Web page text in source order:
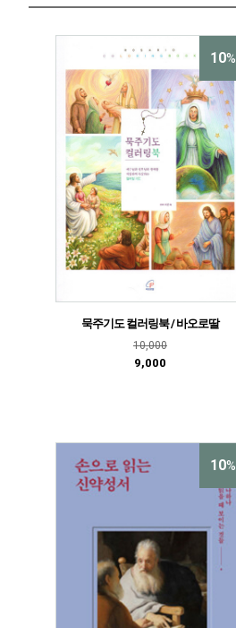
10%
묵주기도 컬러링북 / 바오로딸
10,000
9,000
10%